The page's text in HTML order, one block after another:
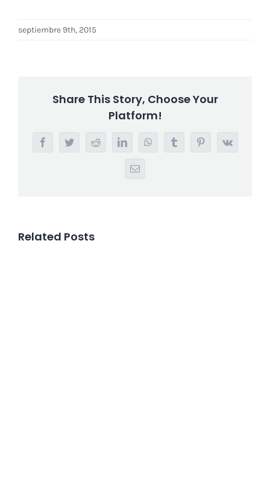
septiembre 9th, 2015
Share This Story, Choose Your
Platform!
FacebookTwitterRedditLinkedInWhatsAppTumblrPinterestVk
Email
Related Posts